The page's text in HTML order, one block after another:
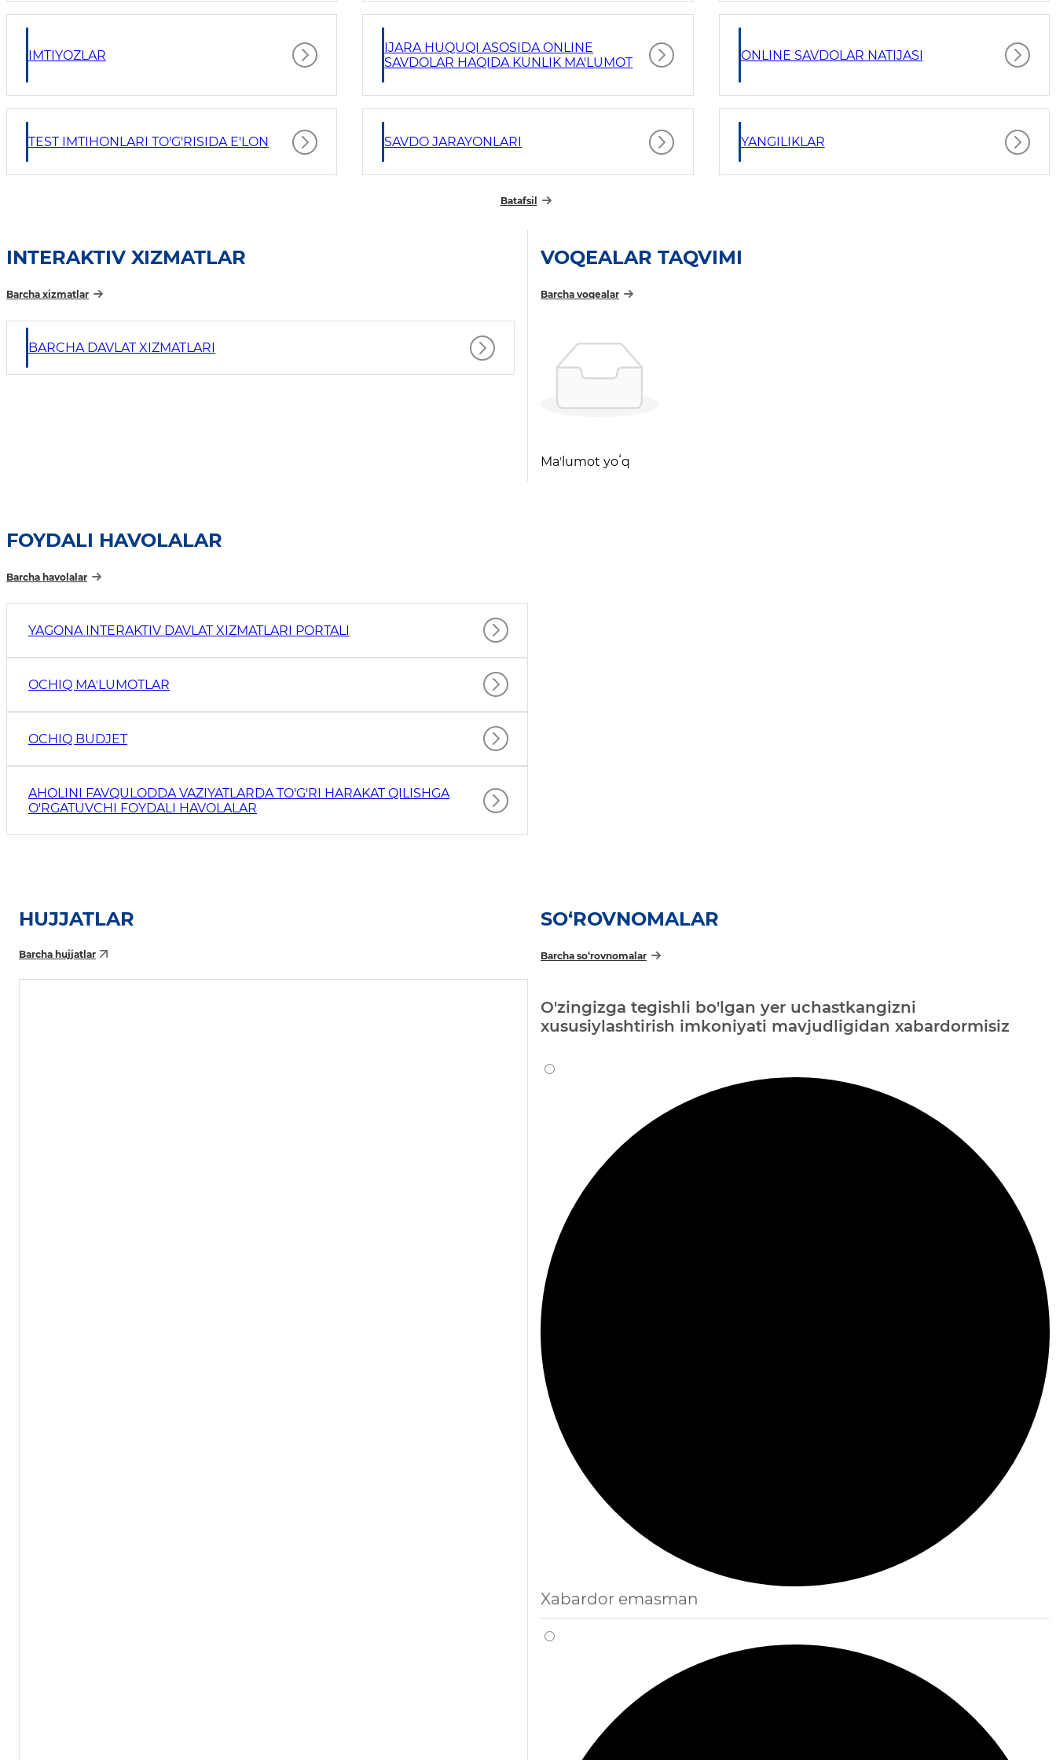
IMTIYOZLAR
IJARA HUQUQI ASOSIDA ONLINE
SAVDOLAR HAQIDA KUNLIK MA'LUMOT
ONLINE SAVDOLAR NATIJASI
TEST IMTIHONLARI TO'G'RISIDA E'LON SAVDO JARAYONLARI YANGILIKLAR
Batafsil
INTERAKTIV XIZMATLAR
Barcha xizmatlar
BARCHA DAVLAT XIZMATLARI
VOQEALAR TAQVIMI
Barcha voqealar
Maʼlumot yoʻq
FOYDALI HAVOLALAR
Barcha havolalar
YAGONA INTERAKTIV DAVLAT XIZMATLARI PORTALI
OCHIQ MAʼLUMOTLAR
OCHIQ BUDJET
AHOLINI FAVQULODDA VAZIYATLARDA TO'G'RI HARAKAT QILISHGA
O'RGATUVCHI FOYDALI HAVOLALAR
HUJJATLAR
Barcha hujjatlar
SO‘ROVNOMALAR
Barcha so‘rovnomalar
O'zingizga tegishli bo'lgan yer uchastkangizni
xususiylashtirish imkoniyati mavjudligidan xabardormisiz
Xabardor emasman